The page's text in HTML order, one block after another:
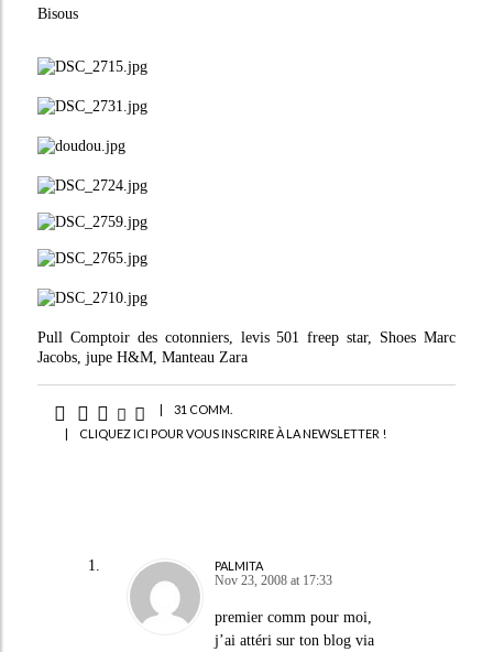
Bisous
Pull Comptoir des cotonniers, levis 501 freep star, Shoes Marc
Jacobs, jupe H&M, Manteau Zara
|
31 COMM.
|
CLIQUEZ ICI POUR VOUS INSCRIRE À LA NEWSLETTER !
PALMITA
Nov 23, 2008 at 17:33
premier comm pour moi,
j’ai attéri sur ton blog via